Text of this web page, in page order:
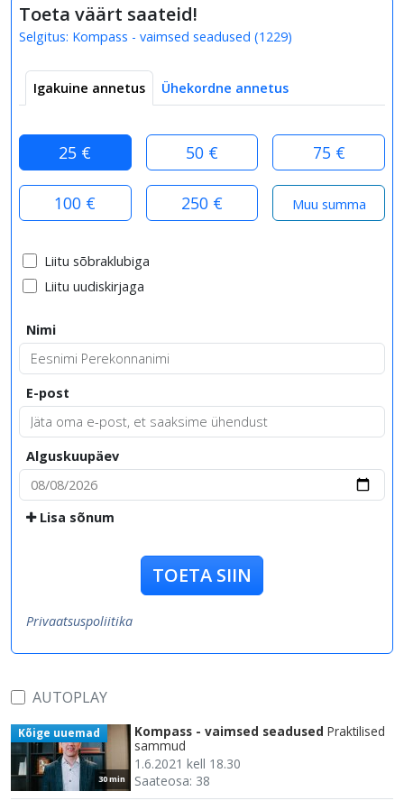
Toeta väärt saateid!
Selgitus: Kompass - vaimsed seadused (1229)
Igakuine annetus Ühekordne annetus
25 € 50 € 75 €
100 € 250 €
Liitu sõbraklubiga
Liitu uudiskirjaga
Nimi
E-post
Alguskuupäev
Lisa sõnum
TOETA SIIN
Privaatsuspoliitika
AUTOPLAY
30 min
Kõige uuemad Kompass - vaimsed seadused Praktilised
sammud
1.6.2021 kell 18.30
Saateosa: 38